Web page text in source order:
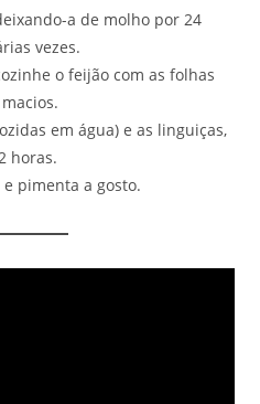
a de molho por 24
vezes.
o feijão com as folhas
em água) e as linguiças,
horas.
pimenta a gosto.